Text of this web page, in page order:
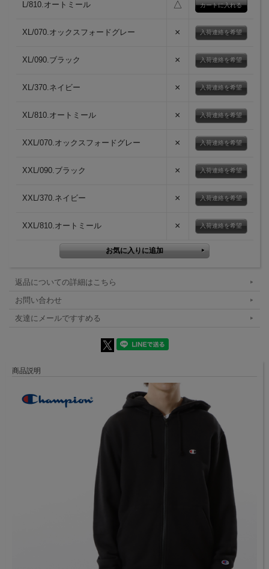
L/810.オートミール △
XL/070.オックスフォードグレー × 入荷連絡を希望
XL/090.ブラック × 入荷連絡を希望
XL/370.ネイビー × 入荷連絡を希望
XL/810.オートミール × 入荷連絡を希望
XXL/070.オックスフォードグレー × 入荷連絡を希望
XXL/090.ブラック × 入荷連絡を希望
XXL/370.ネイビー × 入荷連絡を希望
XXL/810.オートミール × 入荷連絡を希望
返品についての詳細はこちら
お問い合わせ
友達にメールですすめる
商品説明